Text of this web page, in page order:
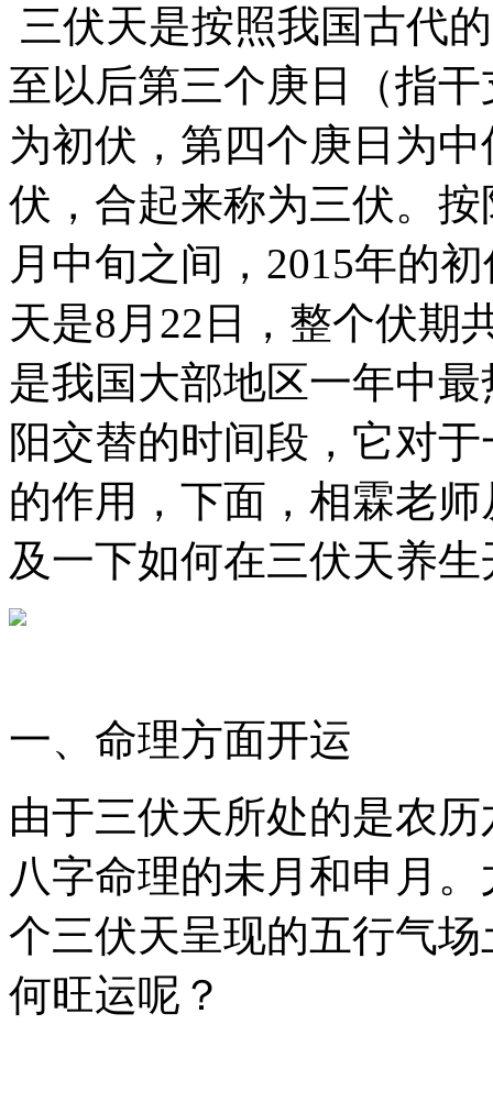
三伏天是按照我国古代
至以后第三个庚日（指
为初伏，第四个庚日为
伏，合起来称为三伏。
月中旬之间，2015年的
天是8月22日，整个伏期
是我国大部地区一年中
阳交替的时间段，它对
的作用，下面，相霖老
及一下如何在三伏天养
一、命理方面开运
由于三伏天所处的是农
八字命理的未月和申月
个三伏天呈现的五行气
何旺运呢？